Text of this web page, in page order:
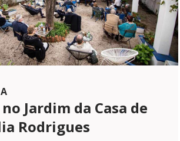
Jardim da Casa de
Rodrigues